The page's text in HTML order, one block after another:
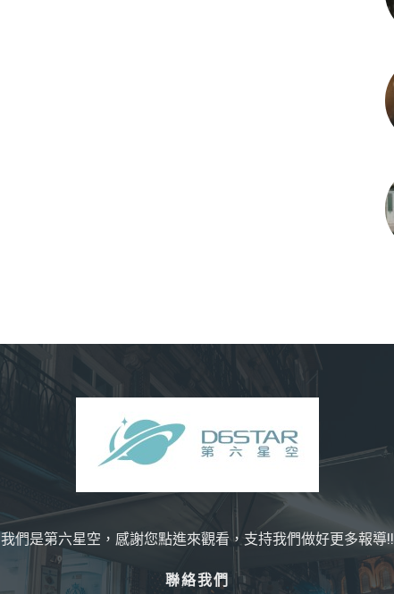
我們是第六星空，感謝您點進來觀看，支持我們做好更多報導!!
聯絡我們